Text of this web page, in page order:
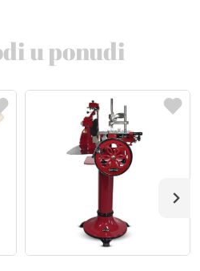
u ponudi